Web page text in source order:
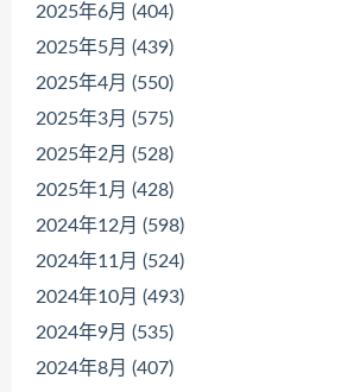
2025年6月 (404)
2025年5月 (439)
2025年4月 (550)
2025年3月 (575)
2025年2月 (528)
2025年1月 (428)
2024年12月 (598)
2024年11月 (524)
2024年10月 (493)
2024年9月 (535)
2024年8月 (407)